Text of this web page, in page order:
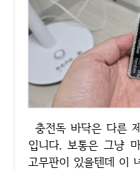
충전독 바닥은 다른 제품과는 다르게 끈적이는 재질
입니다. 보통은 그냥
고무판이 있을텐데 이